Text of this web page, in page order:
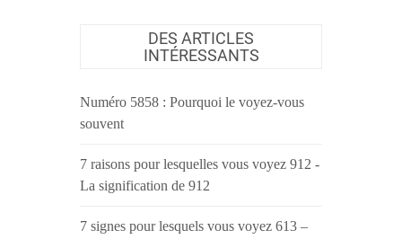
DES ARTICLES
INTÉRESSANTS
Numéro 5858 : Pourquoi le voyez-vous
souvent
7 raisons pour lesquelles vous voyez 912 -
La signification de 912
7 signes pour lesquels vous voyez 613 –